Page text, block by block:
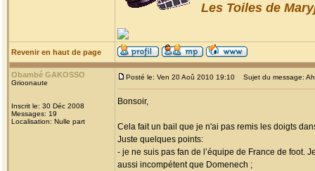
Les Toiles de
Revenir en haut de page
Obambé GAKOSSO
Grioonaute
Inscrit le: 30 Déc 2008
Messages: 19
Localisation: Nulle part
Posté le: Ven 20 Aoû 2010 19:10 Sujet du message:
Bonsoir,
Cela fait un bail que je n'ai pas remis les doigts
Juste quelques points:
- je ne suis pas fan de l’équipe de France de foot.
aussi incompétent que Domenech ;